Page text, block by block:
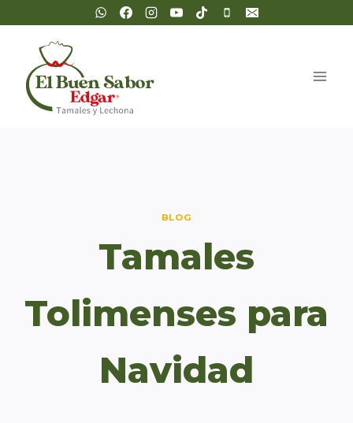
al
contenido
BLOG
Tamales
Tolimenses para
Navidad